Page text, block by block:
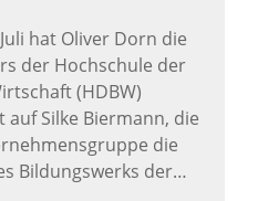
hat Oliver Dorn die
der Hochschule der
(HDBW)
Silke Biermann, die
die
Bildungswerks der…